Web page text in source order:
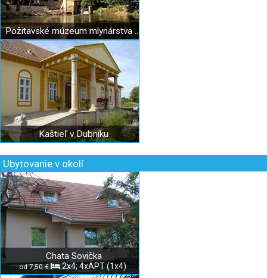
Požitavské múzeum mlynárstva Mašekov mlyn
Kaštieľ v Dubníku
Ubytovanie v okolí
Chata Sovička
od 7,50 € 2x4; 4xAPT (1x4)